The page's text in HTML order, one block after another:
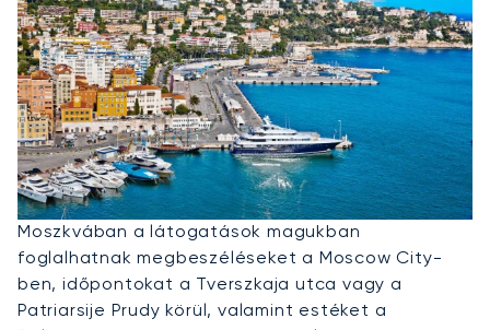
Privát Jet Bérlése Moszkvába
Moszkvában a látogatások magukban
foglalhatnak megbeszéléseket a Moscow City-
ben, időpontokat a Tverszkaja utca vagy a
Patriarsije Prudy körül, valamint estéket a